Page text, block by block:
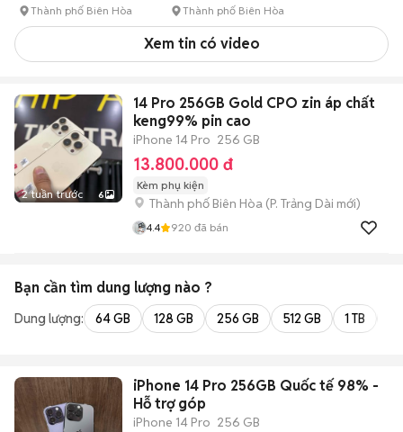
Thành phố Biên Hòa Thành phố Biên Hòa
Xem tin có video
2 tuần trước 6
14 Pro 256GB Gold CPO zin áp chất
keng99% pin cao
iPhone 14 Pro 256 GB
13.800.000 đ
Kèm phụ kiện
Thành phố Biên Hòa (P. Trảng Dài mới)
4.4 920 đã bán
Bạn cần tìm dung lượng nào ?
Dung lượng: 64 GB 128 GB 256 GB 512 GB 1 TB
iPhone 14 Pro 256GB Quốc tế 98% -
Hỗ trợ góp
iPhone 14 Pro 256 GB